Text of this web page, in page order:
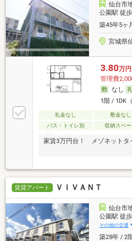
仙台市
公園駅 徒
築45年5ヶ
宮城県
3.80万円
管理費
なし
1階 / 1DK
礼金なし 敷金なし
バス・トイレ別
収納スペ
家賃3万円台！ メゾネットタ
賃貸アパート ＶＩＶＡＮＴ
仙台市
公園駅 徒
その他の交通
築28年 / 2